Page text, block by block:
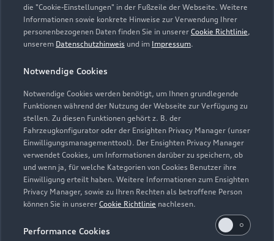
die "Cookie-Einstellungen" in der Fußzeile der Webseite. Weitere
Informationen sowie konkrete Hinweise zur Verwendung Ihrer
personenbezogenen Daten finden Sie in unserer Cookie Richtlinie,
unserem Datenschutzhinweis und im Impressum.
Notwendige Cookies
Notwendige Cookies werden benötigt, um Ihnen grundlegende
Funktionen während der Nutzung der Webseite zur Verfügung zu
stellen. Zu diesen Funktionen gehört z. B. der
Fahrzeugkonfigurator oder der Ensighten Privacy Manager (unser
Einwilligungsmanagementtool). Der Ensighten Privacy Manager
verwendet Cookies, um Informationen darüber zu speichern, ob
und wenn ja, für welche Kategorien von Cookies Benutzer ihre
Einwilligung erteilt haben. Weitere Informationen zum Ensighten
Privacy Manager, sowie zu Ihren Rechten als betroffene Person
können Sie in unserer Cookie Richtlinie nachlesen.
Performance Cookies
abgedeckt werden. Sie wird für einen Tag je Wartung oder
Inspektion gewährt.
Dieses Angebot ergänzt die in den Fahrzeugen enthaltene Audi
Dienstleistung Inspektion und Verschleiß der Audi Leasing,
Zweigniederlassung der Volkswagen Leasing GmbH,
Braunschweig. Nur für Audi Werksdienstwagen und Audi
Mietfahrzeuge mit einer Audi Anschlussgarantie bis zu einem
Fahrzeugalter von 24 Monaten und 30.000 km
Gesamtfahrleistung (Stichtag: Datum der Ummeldung auf den
neuen Gebrauchtwagenkunden). Für private und gewerbliche
Einzelabnehmer sowie ausge wählte Sonderabnehmer.
Junge Gebrauchtwagen sind ehemalige Audi Mietfahrzeuge
(AMF) oder Audi Werksdienstwagen (WDW) der AUDI AG mit
einem Fahrzeugalter von max. 24 Monaten nach